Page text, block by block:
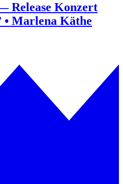
Release Konzert
• Marlena Käthe